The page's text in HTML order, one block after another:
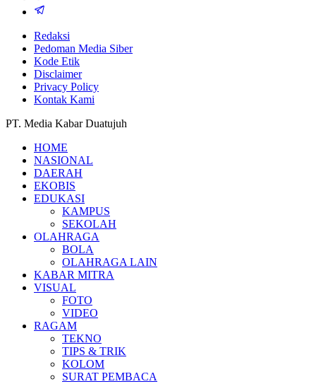
Redaksi
Pedoman Media Siber
Kode Etik
Disclaimer
Privacy Policy
Kontak Kami
PT. Media Kabar Duatujuh
HOME
NASIONAL
DAERAH
EKOBIS
EDUKASI
KAMPUS
SEKOLAH
OLAHRAGA
BOLA
OLAHRAGA LAIN
KABAR MITRA
VISUAL
FOTO
VIDEO
RAGAM
TEKNO
TIPS & TRIK
KOLOM
SURAT PEMBACA